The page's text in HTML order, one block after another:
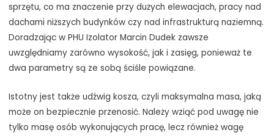
sprzętu, co ma znaczenie przy dużych elewacjach, pracy nad
dachami niższych budynków czy nad infrastrukturą naziemną.
Doradzając w PHU Izolator Marcin Dudek zawsze
uwzględniamy zarówno wysokość, jak i zasięg, ponieważ te
dwa parametry są ze sobą ściśle powiązane.
Istotny jest także udźwig kosza, czyli maksymalna masa, jaką
może on bezpiecznie przenosić. Należy wziąć pod uwagę nie
tylko masę osób wykonujących pracę, lecz również wagę